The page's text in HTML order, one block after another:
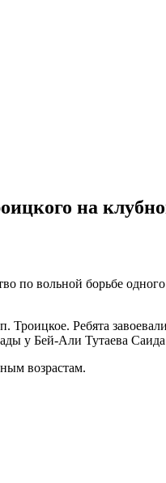
на
по вольной борьбе
Ребята
у Бей-Али Тутаева
возрастам.